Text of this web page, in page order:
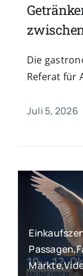
Die
Referat für
Juli 5, 2026